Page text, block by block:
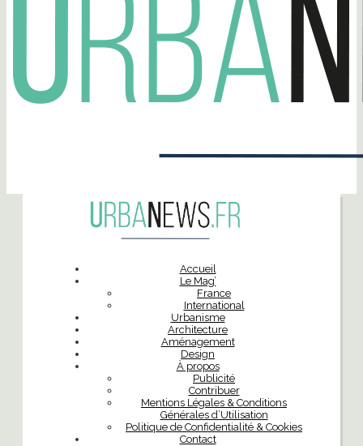
Accueil
Le Mag’
France
International
Urbanisme
Architecture
Aménagement
Design
À propos
Publicité
Contribuer
Mentions Légales & Conditions
Générales d’Utilisation
Politique de Confidentialité & Cookies
Contact